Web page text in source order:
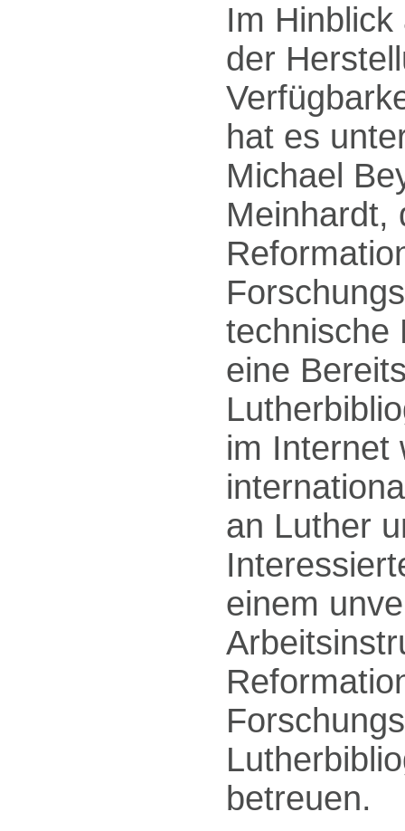
Im
der
hat es
Michael
Meinhardt,
technische
eine
im Internet
an Luther
einem
betreuen.